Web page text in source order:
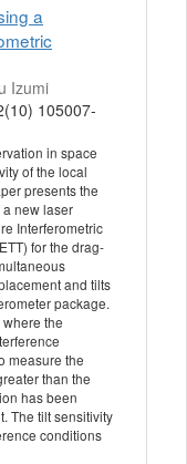
a
Izumi
105007-
in space
of the local
presents the
new laser
Interferometric
for the drag-
and tilts
package.
the
measure the
than the
has been
The tilt sensitivity
conditions